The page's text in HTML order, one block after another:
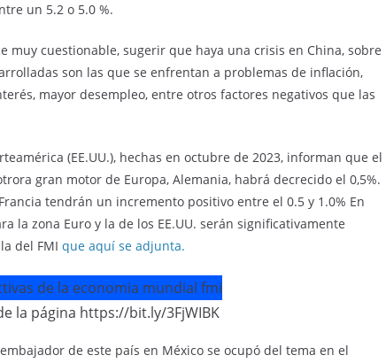
un 5.2 o 5.0 %.
muy cuestionable, sugerir que haya una crisis en China, sobre
son las que se enfrentan a problemas de inflación,
mayor desempleo, entre otros factores negativos que las
(EE.UU.), hechas en octubre de 2023, informan que el
gran motor de Europa, Alemania, habrá decrecido el 0,5%.
tendrán un incremento positivo entre el 0.5 y 1.0% En
la zona Euro y la de los EE.UU. serán significativamente
del FMI que aquí se adjunta.
la página https://bit.ly/3FjWIBK
de este país en México se ocupó del tema en el